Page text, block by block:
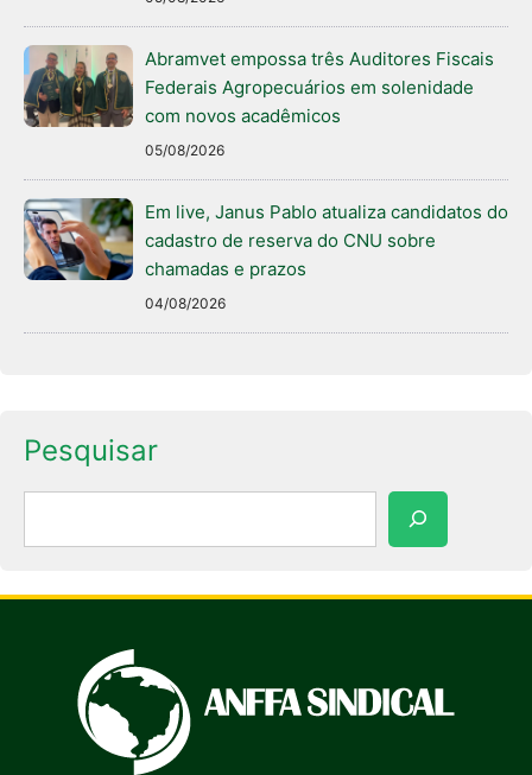
Abramvet empossa três Auditores Fiscais
Federais Agropecuários em solenidade
com novos acadêmicos
05/08/2026
Em live, Janus Pablo atualiza candidatos do
cadastro de reserva do CNU sobre
chamadas e prazos
04/08/2026
Pesquisar